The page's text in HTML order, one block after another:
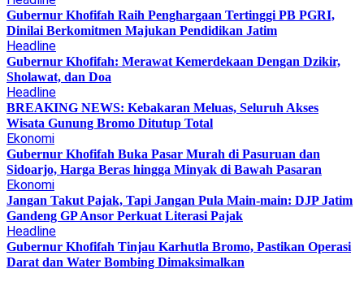
Gubernur Khofifah Raih Penghargaan Tertinggi PB PGRI,
Dinilai Berkomitmen Majukan Pendidikan Jatim
Headline
Gubernur Khofifah: Merawat Kemerdekaan Dengan Dzikir,
Sholawat, dan Doa
Headline
BREAKING NEWS: Kebakaran Meluas, Seluruh Akses
Wisata Gunung Bromo Ditutup Total
Ekonomi
Gubernur Khofifah Buka Pasar Murah di Pasuruan dan
Sidoarjo, Harga Beras hingga Minyak di Bawah Pasaran
Ekonomi
Jangan Takut Pajak, Tapi Jangan Pula Main-main: DJP Jatim
Gandeng GP Ansor Perkuat Literasi Pajak
Headline
Gubernur Khofifah Tinjau Karhutla Bromo, Pastikan Operasi
Darat dan Water Bombing Dimaksimalkan